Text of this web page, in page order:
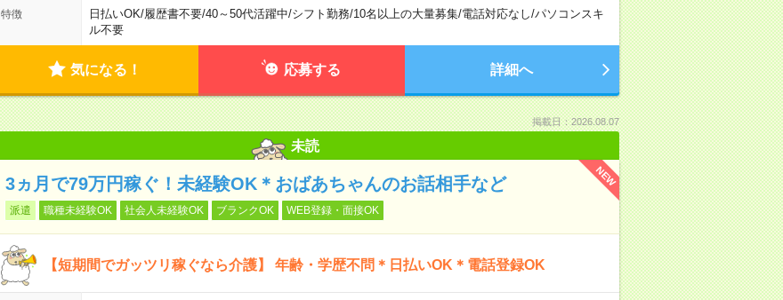
特徴 日払いOK/履歴書不要/40～50代活躍中/シフト勤務/10名以上の大量募集/電話対応なし/パソコンスキ
ル不要
気になる！ 応募する 詳細へ
掲載日：2026.08.07
未読
NEW
3ヵ月で79万円稼ぐ！未経験OK＊おばあちゃんのお話相手など
派遣 職種未経験OK 社会人未経験OK ブランクOK WEB登録・面接OK
【短期間でガッツリ稼ぐなら介護】 年齢・学歴不問＊日払いOK＊電話登録OK